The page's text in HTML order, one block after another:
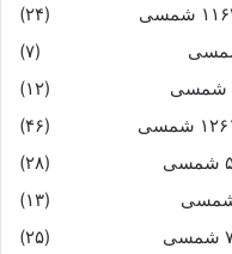
(۲۴)
(۷)
(۱۲)
(۴۶)
(۲۸)
(۱۳)
(۲۵)